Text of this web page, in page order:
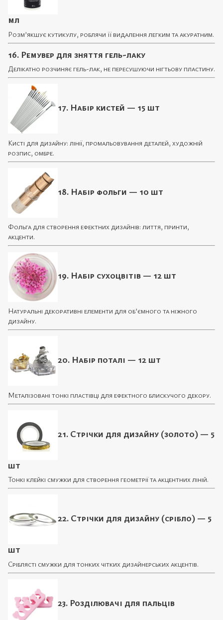
мл
Розм’якшує кутикулу, роблячи її видалення легким та акуратним.
16. Ремувер для зняття гель-лаку
Делікатно розчиняє гель-лак, не пересушуючи нігтьову пластину.
17. Набір кистей — 15 шт
Кисті для дизайну: лінії, промальовування деталей, художній
розпис, омбре.
18. Набір фольги — 10 шт
Фольга для створення ефектних дизайнів: лиття, принти,
акценти.
19. Набір сухоцвітів — 12 шт
Натуральні декоративні елементи для об’ємного та ніжного
дизайну.
20. Набір поталі — 12 шт
Металізовані тонкі пластівці для ефектного блискучого декору.
21. Стрічки для дизайну (золото) — 5
шт
Тонкі клейкі смужки для створення геометрії та акцентних ліній.
22. Стрічки для дизайну (срібло) — 5
шт
Сріблясті смужки для тонких чітких дизайнерських акцентів.
23. Розділювачі для пальців